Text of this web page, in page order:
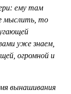
ему там
мыслить, то
уже знаем,
огромной и
вынашивания